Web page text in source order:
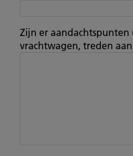
Zijn er aandachtspunten
vrachtwagen, treden